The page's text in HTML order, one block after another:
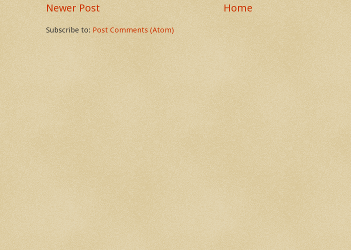
Newer Post Home
Subscribe to: Post Comments (Atom)